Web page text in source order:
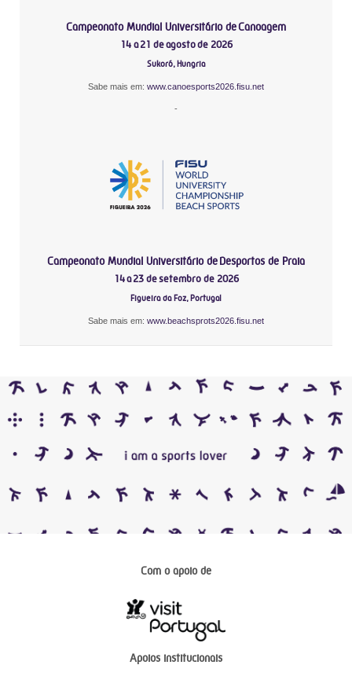
Campeonato Mundial Universitário de Canoagem
14 a 21 de agosto de 2026
Sukoró, Hungria
Sabe mais em: www.canoesports2026.fisu.net
-
Campeonato Mundial Universitário de Desportos de Praia
14 a 23 de setembro de 2026
Figueira da Foz, Portugal
Sabe mais em: www.beachsprots2026.fisu.net
Com o apoio de
Apoios institucionais